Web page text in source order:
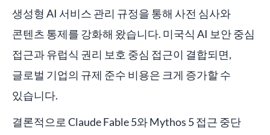
생성형 AI 서비스 관리 규정을 통해 사전 심사와
콘텐츠 통제를 강화해 왔습니다. 미국식 AI 보안 중심
접근과 유럽식 권리 보호 중심 접근이 결합되면,
글로벌 기업의 규제 준수 비용은 크게 증가할 수
있습니다.
결론적으로 Claude Fable 5와 Mythos 5 접근 중단